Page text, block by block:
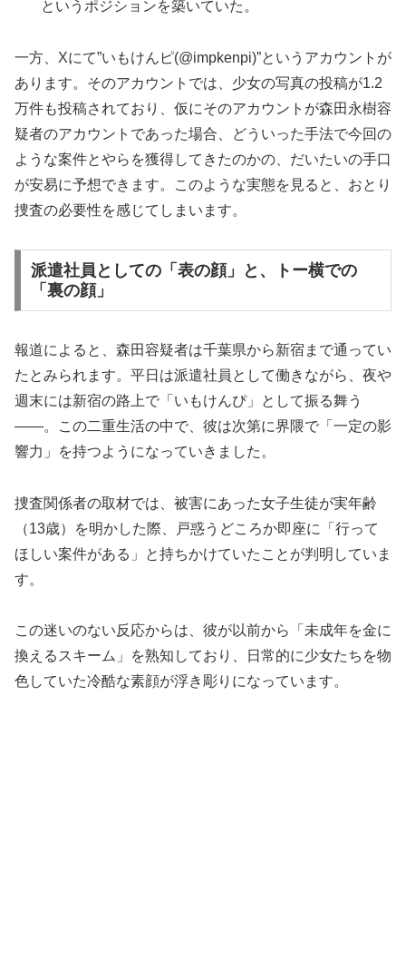
というポジションを築いていた。
一方、Xにて”いもけんピ(@impkenpi)”というアカウントが
あります。そのアカウントでは、少女の写真の投稿が1.2
万件も投稿されており、仮にそのアカウントが森田永樹容
疑者のアカウントであった場合、どういった手法で今回の
ような案件とやらを獲得してきたのかの、だいたいの手口
が安易に予想できます。このような実態を見ると、おとり
捜査の必要性を感じてしまいます。
派遣社員としての「表の顔」と、トー横での
「裏の顔」
報道によると、森田容疑者は千葉県から新宿まで通ってい
たとみられます。平日は派遣社員として働きながら、夜や
週末には新宿の路上で「いもけんぴ」として振る舞う
――。この二重生活の中で、彼は次第に界隈で「一定の影
響力」を持つようになっていきました。
捜査関係者の取材では、被害にあった女子生徒が実年齢
（13歳）を明かした際、戸惑うどころか即座に「行って
ほしい案件がある」と持ちかけていたことが判明していま
す。
この迷いのない反応からは、彼が以前から「未成年を金に
換えるスキーム」を熟知しており、日常的に少女たちを物
色していた冷酷な素顔が浮き彫りになっています。